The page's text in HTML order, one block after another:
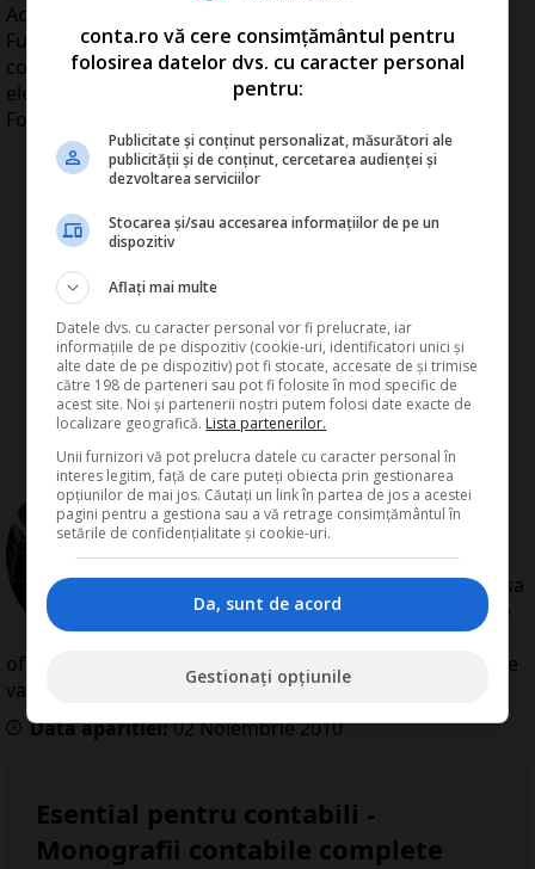
Acţionarii E.ON Gaz România şi E.ON Moldova
Furnizare au aprobat, marţi, fuziunea celor două
companii, subsidiare de furnizare a gazelor naturale şi
electricităţii ale grupului german de utilităţi E.ON, deşi
Fondul Proprietatea s-a opus operaţiunii.
deRedactia Conta
Redactia Conta este alcatuita din
autori cu experienta dovedita pe
domenii precum contabilitate si
fiscalitate. Colectivul si-a propus sa
creeze continut interesant si bine
documentat pentru cititori. Va
oferim solutii utile pentru orice dilema legislativa cu care
va confruntati.
Data aparitiei:02Noiembrie2010
Esential pentru contabili -
Monografii contabile complete
conta.ro vă cere consimțământul pentru
folosirea datelor dvs. cu caracter personal
pentru:
Publicitate și conținut personalizat, măsurători ale
publicității și de conținut, cercetarea audienței și
dezvoltarea serviciilor
Stocarea și/sau accesarea informațiilor de pe un
dispozitiv
Aflați mai multe
Datele dvs. cu caracter personal vor fi prelucrate, iar
informațiile de pe dispozitiv (cookie-uri, identificatori unici și
alte date de pe dispozitiv) pot fi stocate, accesate de și trimise
către 198 de parteneri sau pot fi folosite în mod specific de
acest site. Noi și partenerii noștri putem folosi date exacte de
localizare geografică. Lista partenerilor.
Unii furnizori vă pot prelucra datele cu caracter personal în
interes legitim, față de care puteți obiecta prin gestionarea
opțiunilor de mai jos. Căutați un link în partea de jos a acestei
pagini pentru a gestiona sau a vă retrage consimțământul în
setările de confidențialitate și cookie-uri.
Da, sunt de acord
Gestionați opțiunile